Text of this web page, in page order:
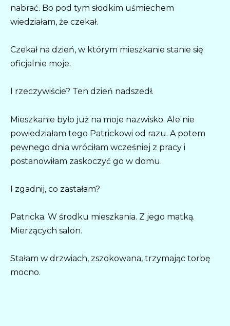
nabrać. Bo pod tym słodkim uśmiechem
wiedziałam, że czekał.
Czekał na dzień, w którym mieszkanie stanie się
oficjalnie moje.
I rzeczywiście? Ten dzień nadszedł.
Mieszkanie było już na moje nazwisko. Ale nie
powiedziałam tego Patrickowi od razu. A potem
pewnego dnia wróciłam wcześniej z pracy i
postanowiłam zaskoczyć go w domu.
I zgadnij, co zastałam?
Patricka. W środku mieszkania. Z jego matką.
Mierzących salon.
Stałam w drzwiach, zszokowana, trzymając torbę
mocno.